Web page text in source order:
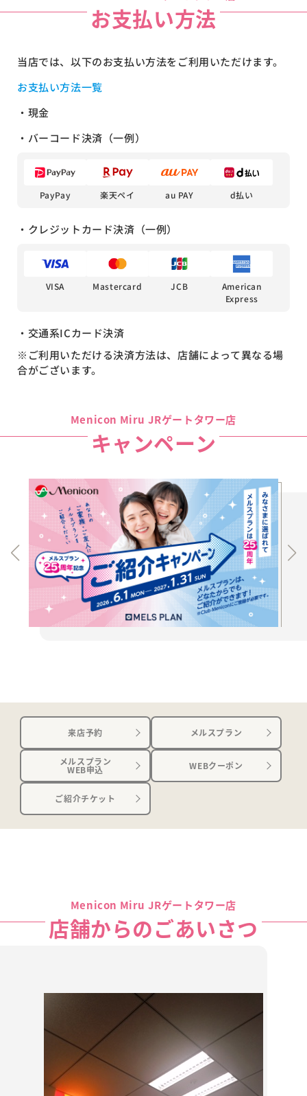
お支払い方法
当店では、以下のお支払い方法をご利用いただけます。
お支払い方法一覧
・現金
・バーコード決済（一例）
PayPay 楽天ペイ au PAY d払い
・クレジットカード決済（一例）
VISA Mastercard JCB
American
Express
・交通系ICカード決済
※ご利用いただける決済方法は、店舗によって異なる場
合がございます。
Menicon Miru JRゲートタワー店
キャンペーン
来店予約 メルスプラン
メルスプラン
WEB申込 WEBクーポン
ご紹介チケット
Menicon Miru JRゲートタワー店
店舗からのごあいさつ